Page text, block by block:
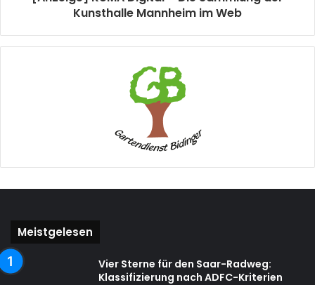
Kunsthalle Mannheim im Web
Meistgelesen
Vier Sterne für den Saar-Radweg:
Klassifizierung nach ADFC-Kriterien